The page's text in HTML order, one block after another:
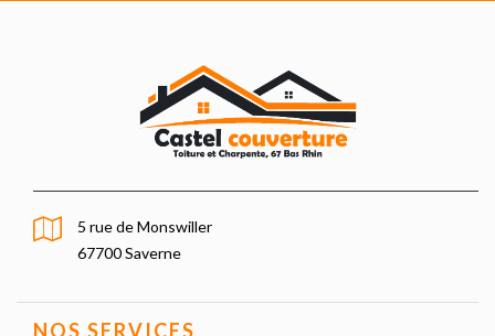
5 rue de Monswiller
67700 Saverne
NOS SERVICES